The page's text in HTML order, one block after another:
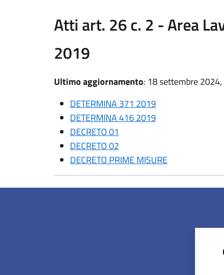
Atti art. 26 c. 2 - Area
2019
Ultimo aggiornamento: 18 settembre
DETERMINA 371 2019
DETERMINA 416 2019
DECRETO 01
DECRETO 02
DECRETO PRIME MISURE